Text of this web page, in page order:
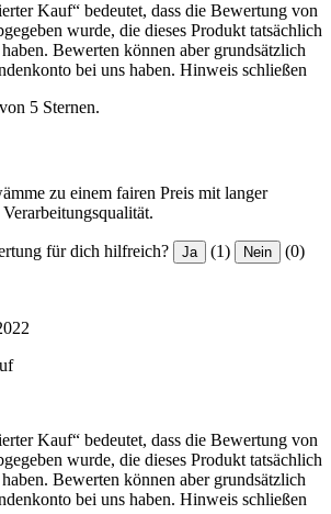
Kauf“ bedeutet, dass die Bewertung von
wurde, die dieses Produkt tatsächlich
Bewerten können aber grundsätzlich
bei uns haben. Hinweis schließen
5 Sternen.
zu einem fairen Preis mit langer
für dich hilfreich? Ja (1) Nein (0)
Kauf“ bedeutet, dass die Bewertung von
wurde, die dieses Produkt tatsächlich
Bewerten können aber grundsätzlich
bei uns haben. Hinweis schließen